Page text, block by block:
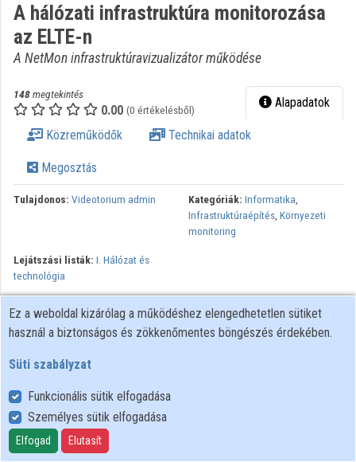
Intézményi felfedezés
Kategóriák
Intézmények
A hálózati infrastruktúra monitorozása
az ELTE-n
A NetMon infrastruktúravizualizátor működése
148megtekintés
0.00 (0 értékelésből) Alapadatok
Közreműködők Technikai adatok
Megosztás
Tulajdonos: Videotorium admin Kategóriák: Informatika,
Infrastruktúraépítés, Környezeti
monitoring
Lejátszási listák: I. Hálózat és
technológia
Felhasználói szabályzat
Adatkezelési tájékoztató
Süti szabályzat
Ez a weboldal kizárólag a működéshez elengedhetetlen sütiket
használ a biztonságos és zökkenőmentes böngészés érdekében.
Süti szabályzat
Funkcionális sütik elfogadása
Személyes sütik elfogadása
Elfogad Elutasít